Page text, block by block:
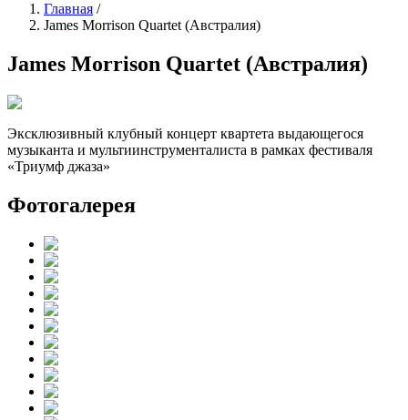
Главная /
James Morrison Quartet (Австралия)
James Morrison Quartet (Австралия)
Эксклюзивный клубный концерт квартета выдающегося
музыканта и мультиинструменталиста в рамках фестиваля
«Триумф джаза»
Фотогалерея